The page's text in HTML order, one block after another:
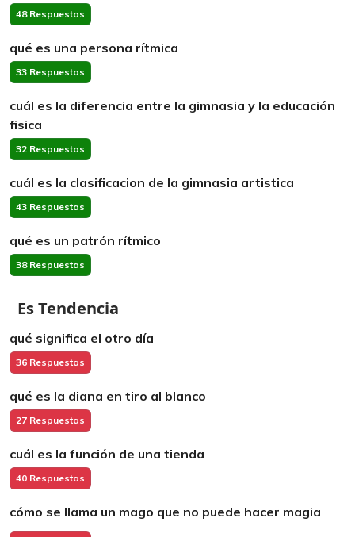
48 Respuestas
qué es una persona rítmica
33 Respuestas
cuál es la diferencia entre la gimnasia y la educación
fisica
32 Respuestas
cuál es la clasificacion de la gimnasia artistica
43 Respuestas
qué es un patrón rítmico
38 Respuestas
Es Tendencia
qué significa el otro día
36 Respuestas
qué es la diana en tiro al blanco
27 Respuestas
cuál es la función de una tienda
40 Respuestas
cómo se llama un mago que no puede hacer magia